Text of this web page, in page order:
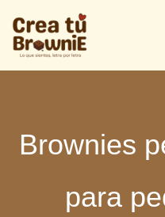
contenido
Brownies
para